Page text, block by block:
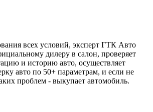
всех условий, эксперт ГТК Авто
дилеру в салон, проверяет
и историю авто, осуществляет
авто по 50+ параметрам, и если не
проблем - выкупает автомобиль.